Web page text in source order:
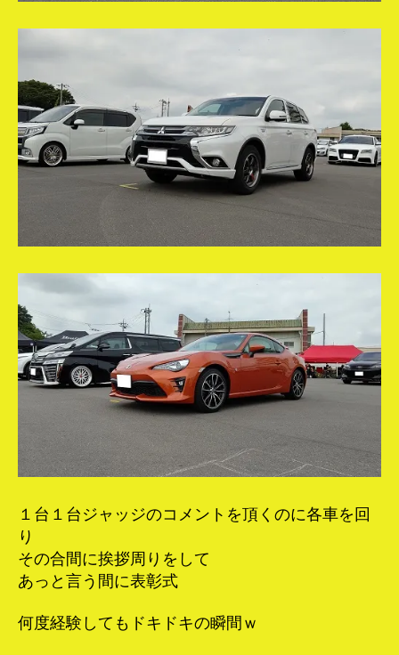
１台１台ジャッジのコメントを頂くのに各車を回
り
その合間に挨拶周りをして
あっと言う間に表彰式
何度経験してもドキドキの瞬間ｗ